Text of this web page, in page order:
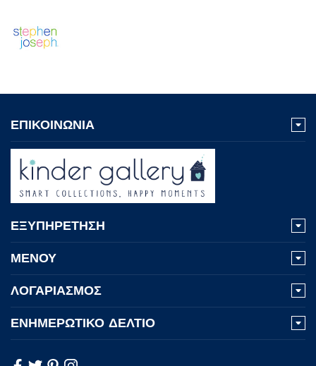
ΕΠΙΚΟΙΝΩΝΙΑ
ΕΞΥΠΗΡΕΤΗΣΗ
ΜΕΝΟΥ
ΛΟΓΑΡΙΑΣΜΟΣ
ΕΝΗΜΕΡΩΤΙΚΟ ΔΕΛΤΙΟ